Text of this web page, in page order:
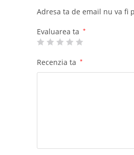
di
5
Adresa ta de email nu va fi
Evaluarea ta *
Recenzia ta *